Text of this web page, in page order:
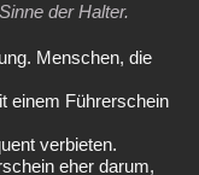
der Halter.
Menschen, die
einem Führerschein
verbieten.
eher darum,